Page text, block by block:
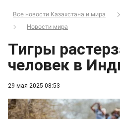
Все новости Казахстана и мира
Новости мира
29 мая 2025 08:53
Тигры
человек в